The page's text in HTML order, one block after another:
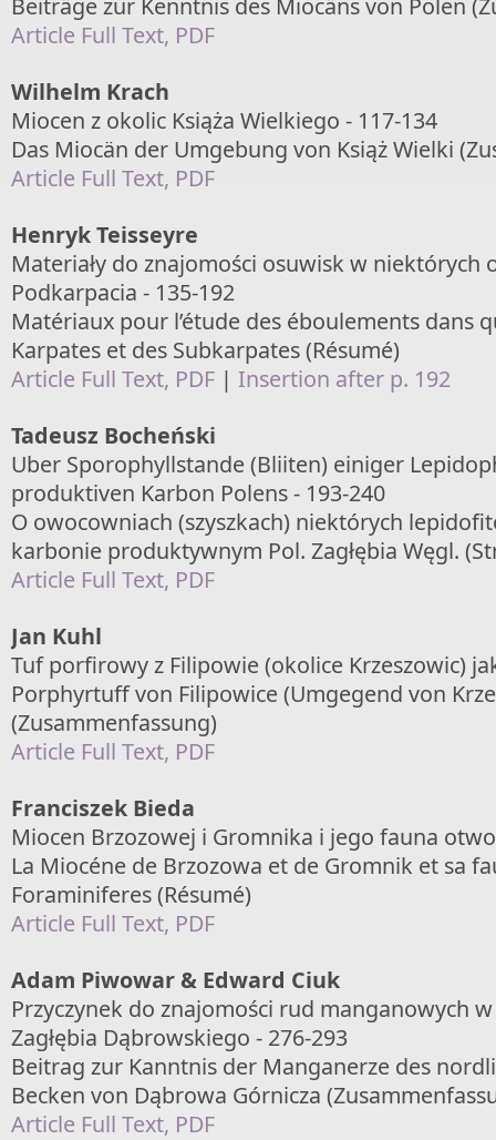
Beiträge zur Kenntnis des Miocäns von Polen
Article Full Text, PDF
Wilhelm Krach
Miocen z okolic Książa Wielkiego - 117-134
Das Miocän der Umgebung von Książ Wielki
Article Full Text, PDF
Henryk Teisseyre
Materiały do znajomości osuwisk w niektórych
Podkarpacia - 135-192
Matériaux pour l’étude des éboulements dans
Karpates et des Subkarpates (Résumé)
Article Full Text, PDF | Insertion after p. 192
Tadeusz Bocheński
Uber Sporophyllstande (Bliiten) einiger
produktiven Karbon Polens - 193-240
O owocowniach (szyszkach) niektórych
karbonie produktywnym Pol. Zagłębia Węgl.
Article Full Text, PDF
Jan Kuhl
Tuf porfirowy z Filipowie (okolice Krzeszowic)
Porphyrtuff von Filipowice (Umgegend von
(Zusammenfassung)
Article Full Text, PDF
Franciszek Bieda
Miocen Brzozowej i Gromnika i jego fauna
La Miocéne de Brzozowa et de Gromnik et sa
Foraminiferes (Résumé)
Article Full Text, PDF
Adam Piwowar & Edward Ciuk
Przyczynek do znajomości rud manganowych w
Zagłębia Dąbrowskiego - 276-293
Beitrag zur Kanntnis der Manganerze des
Becken von Dąbrowa Górnicza
Article Full Text, PDF